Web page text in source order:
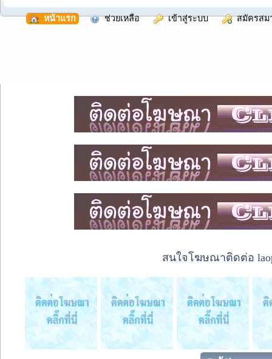
หน้าแรก ช่วยเหลือ เข้าสู่ระบบ สมัครสม
สนใจโฆษณาติดต่อ